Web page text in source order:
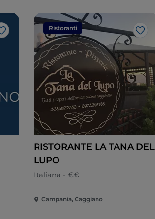
Like
Ristoranti
Like
RISTORANTE LA TANA DEL
LUPO
Italiana - €€
Campania, Caggiano